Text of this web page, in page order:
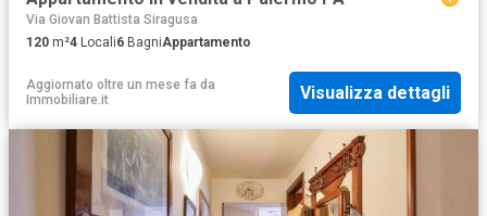
Via Giovan Battista Siragusa
120 m²4 Locali6 BagniAppartamento
Aggiornato oltre un mese fa da
Immobiliare.it
Visualizza dettagli